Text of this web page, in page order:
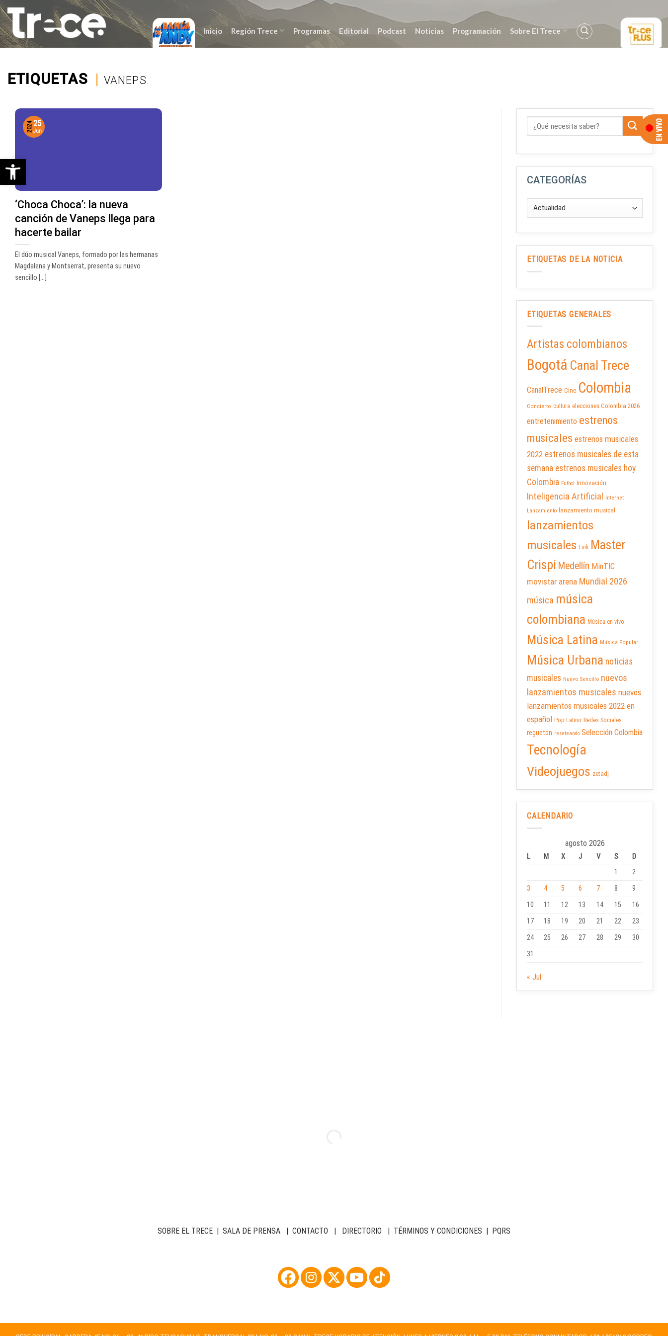
Saltar
al
contenido
Inicio Región Trece Programas Editorial Podcast Noticias Programación Sobre El Trece
ETIQUETAS | VANEPS.
‘Choca Choca’: la nueva
canción de Vaneps llega para
hacerte bailar
El dúo musical Vaneps, formado por las hermanas
Magdalena y Montserrat, presenta su nuevo
sencillo [...]
25
Jun
2024
CATEGORÍAS
ETIQUETAS DE LA NOTICIA
ETIQUETAS GENERALES
Artistas colombianos
Bogotá Canal Trece
CanalTrece Cine Colombia
Concierto cultura elecciones Colombia 2026
entretenimiento estrenos
musicales estrenos musicales
2022 estrenos musicales de esta
semana estrenos musicales hoy
Colombia Futbol Innovación
Inteligencia Artificial
Internet
Lanzamiento
lanzamiento musical
lanzamientos
musicales Link Master
Crispi Medellín MinTIC
movistar arena Mundial 2026
música música
colombiana Música en vivo
Música Latina Música Popular
Música Urbana noticias
musicales Nuevo Sencillo nuevos
lanzamientos musicales nuevos
lanzamientos musicales 2022 en
español Pop Latino Redes Sociales
reguetón rezeteando Selección Colombia
Tecnología
Videojuegos zetadj
CALENDARIO
agosto 2026
L M X J V S
D
1
2
3
4 5 6 7 8
9
10
11 12 13 14 15
16
17
18 19 20 21 22
23
24
25 26 27 28 29
30
31
« Jul
SOBRE EL TRECE | SALA DE PRENSA | CONTACTO | DIRECTORIO | TÉRMINOS Y CONDICIONES | PQRS
Abrir barra de herramientas